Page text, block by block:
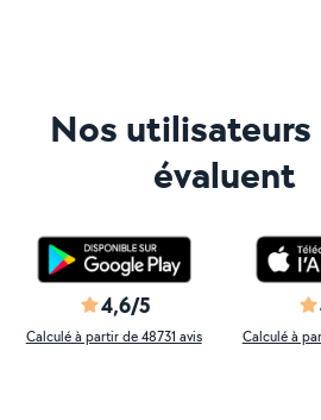
Nos utilisateurs
évaluent
4,6/5
Calculé à partir de 48731 avis Calculé à